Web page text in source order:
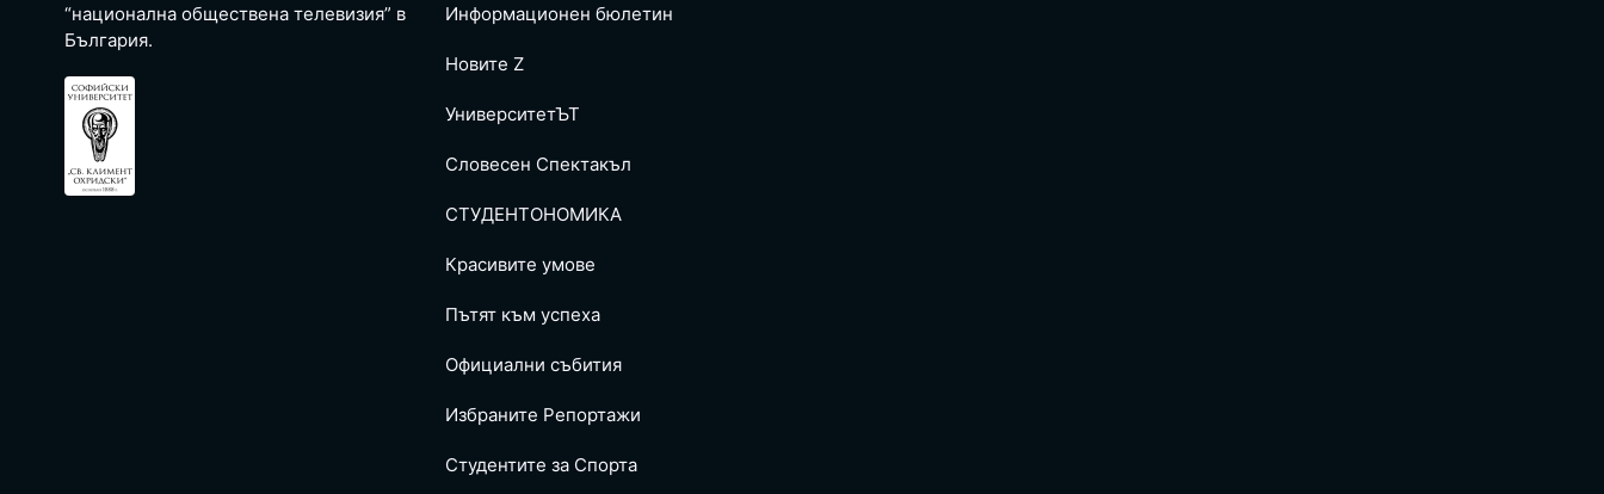
“национална обществена телевизия” в
България.
Информационен бюлетин
Новите Z
УниверситетЪТ
Словесен Спектакъл
СТУДЕНТОНОМИКА
Красивите умове
Пътят към успеха
Официални събития
Избраните Репoртажи
Студентите за Спортa